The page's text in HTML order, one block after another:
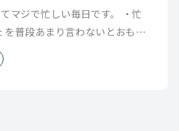
マジで忙しい毎日です。 ・忙
を普段あまり言わないとおもう
ところ増えたかもし